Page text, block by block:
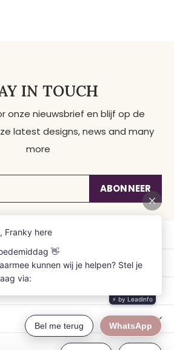
IN TOUCH
onze nieuwsbrief en blijf op de
latest designs, news and many
more
ABONNEER